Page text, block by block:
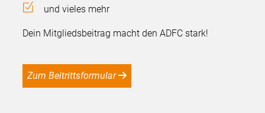
und vieles mehr
Dein Mitgliedsbeitrag macht den ADFC stark!
Zum Beitrittsformular